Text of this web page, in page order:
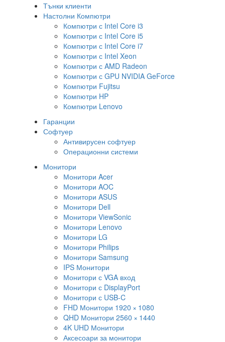
Тънки клиенти
Настолни Компютри
Компютри с Intel Core i3
Компютри с Intel Core i5
Компютри с Intel Core i7
Компютри с Intel Xeon
Компютри с AMD Radeon
Компютри с GPU NVIDIA GeForce
Компютри Fujitsu
Компютри HP
Компютри Lenovo
Гаранции
Софтуер
Антивирусен софтуер
Операционни системи
Монитори
Монитори Acer
Монитори AOC
Монитори ASUS
Монитори Dell
Монитори ViewSonic
Монитори Lenovo
Монитори LG
Монитори Philips
Монитори Samsung
IPS Монитори
Монитори с VGA вход
Монитори с DisplayPort
Монитори с USB-C
FHD Монитори 1920 × 1080
QHD Монитори 2560 × 1440
4K UHD Монитори
Аксесоари за монитори